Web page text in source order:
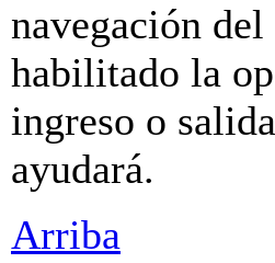
navegación
habilitado la
ingreso o
ayudará.
Arriba